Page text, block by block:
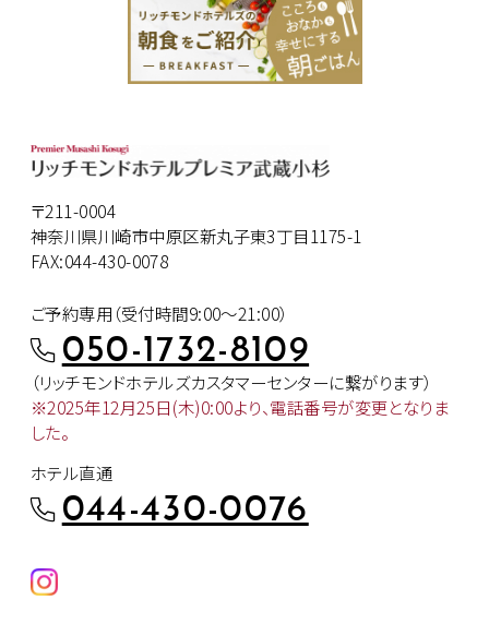
〒211-0004
神奈川県川崎市中原区新丸子東3丁目1175-1
FAX:044-430-0078
ご予約専用（受付時間9:00～21:00）
050-1732-8109
（リッチモンドホテルズカスタマーセンターに繋がります）
※2025年12月25日(木)0:00より、電話番号が変更となりま
した。
ホテル直通
044-430-0076